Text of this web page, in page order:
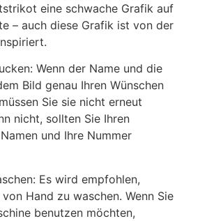
eine schwache Grafik auf
– auch diese Grafik ist von der
Wenn der Name und die
Bild genau Ihren Wünschen
Sie sie nicht erneut
nicht, sollten Sie Ihren
und Ihre Nummer
Es wird empfohlen,
Hand zu waschen. Wenn Sie
benutzen möchten,